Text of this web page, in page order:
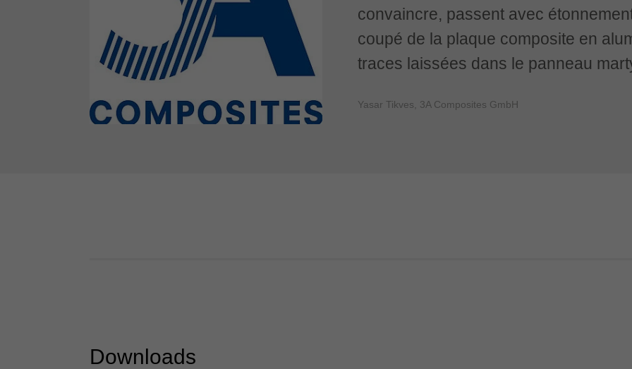
convaincre, passent avec
coupé de la plaque composite en
traces laissées dans le panneau
Yasar Tikves, 3A Composites GmbH
Downloads